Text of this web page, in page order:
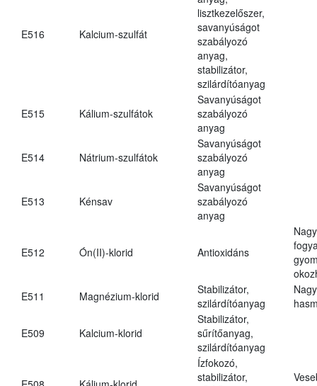
E516 Kalcium-szulfát
lisztkezelőszer,
savanyúságot
szabályozó
anyag,
stabilizátor,
szilárdítóanyag
E515 Kálium-szulfátok
Savanyúságot
szabályozó
anyag
E514 Nátrium-szulfátok
Savanyúságot
szabályozó
anyag
E513 Kénsav
Savanyúságot
szabályozó
anyag
E512 Ón(II)-klorid Antioxidáns
E511
Magnézium-klorid
Stabilizátor,
szilárdítóanyag
E509 Kalcium-klorid
Stabilizátor,
sűrítőanyag,
szilárdítóanyag
Ízfokozó,
stabilizátor,